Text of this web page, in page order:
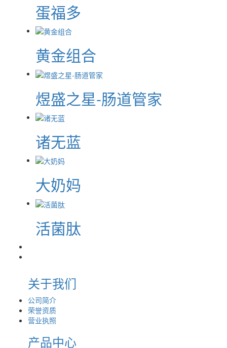
蛋福多
黄金组合
煜盛之星-肠道管家
诸无蓝
大奶妈
活菌肽
关于我们
公司简介
荣誉资质
营业执照
产品中心